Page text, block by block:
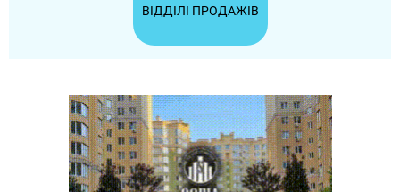
ВІДДІЛІ ПРОДАЖІВ